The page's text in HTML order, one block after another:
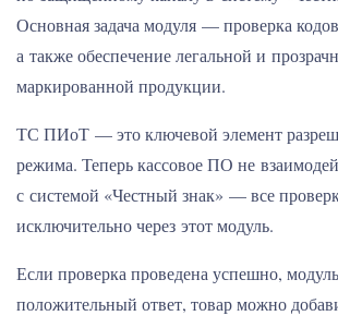
Основная задача модуля — проверка
а также обеспечение легальной и
маркированной продукции.
ТС ПИоТ — это ключевой элемент
режима. Теперь кассовое ПО не
с системой «Честный знак» — все
исключительно через этот модуль.
Если проверка проведена успешно,
положительный ответ, товар можно